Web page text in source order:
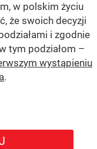
w polskim życiu
że swoich decyzji
i zgodnie
tym podziałom –
wystąpieniu
.